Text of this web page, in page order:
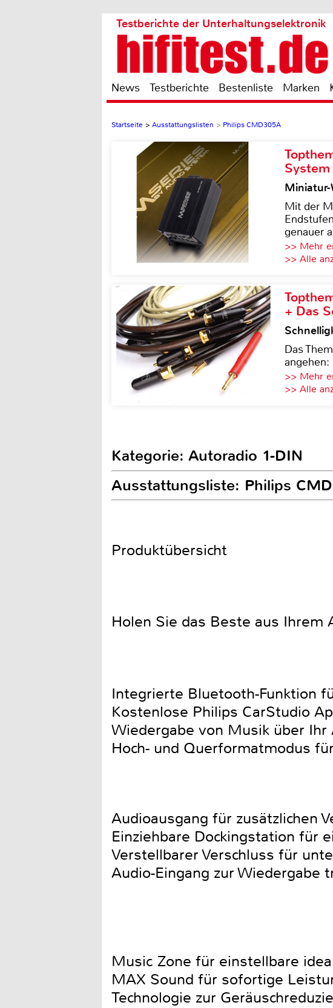
Testberichte der Unterhaltungselektronik
News Testberichte Bestenliste Marken
Startseite > Ausstattungslisten > Philips CMD305A
System
Mit der
genauer
>> Mehr
>> Alle
+ Das
Das
>> Mehr
>> Alle
Kategorie: Autoradio 1-DIN
Ausstattungsliste: Philips
Produktübersicht
Holen Sie das Beste aus
Integrierte Bluetooth-Funktion
Kostenlose Philips CarStudio
Wiedergabe von Musik über
Hoch- und Querformatmodus
Audioausgang für zusätzlichen
Einziehbare Dockingstation für
Verstellbarer Verschluss für
Audio-Eingang zur Wiedergabe
Music Zone für einstellbare
MAX Sound für sofortige
Technologie zur